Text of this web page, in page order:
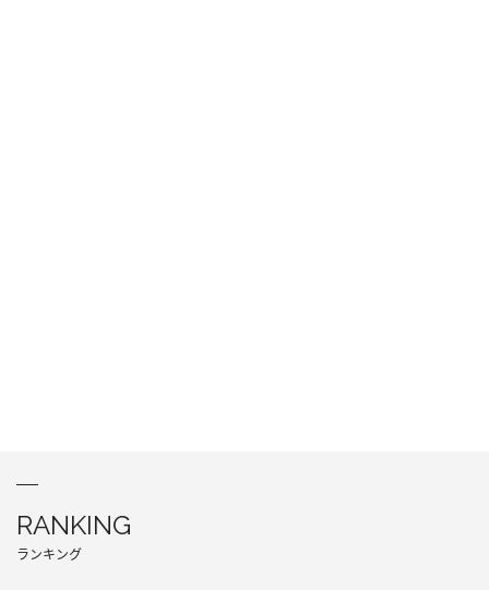
RANKING
ランキング